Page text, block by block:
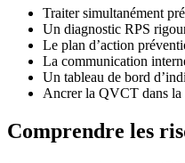
Traiter simultanément
Un diagnostic RPS
Le plan d’action
La communication
Un tableau de bord
Ancrer la QVCT dans la
Comprendre les